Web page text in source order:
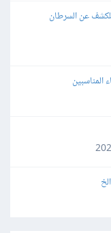
عن السرطان
المناسبين